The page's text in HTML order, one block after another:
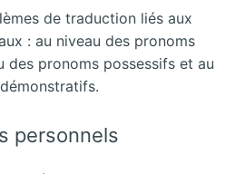
de traduction liés aux
: au niveau des pronoms
des pronoms possessifs et au
personnels